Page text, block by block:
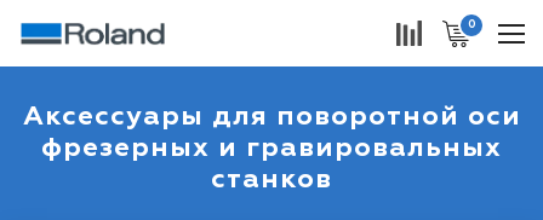
0
Аксессуары для поворотной оси
фрезерных и гравировальных
станков